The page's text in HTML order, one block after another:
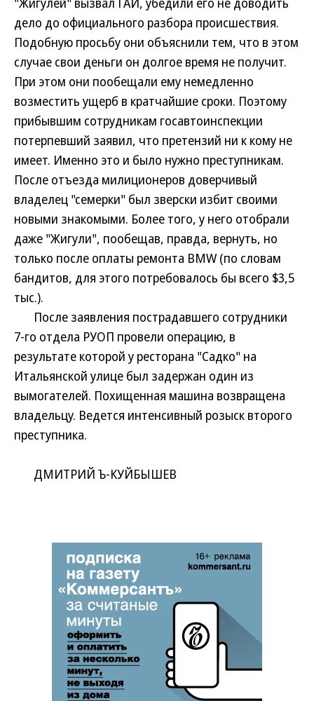
дело до официального разбора происшествия.
Подобную просьбу они объяснили тем, что в этом
случае свои деньги он долгое время не получит.
При этом они пообещали ему немедленно
возместить ущерб в кратчайшие сроки. Поэтому
прибывшим сотрудникам госавтоинспекции
потерпевший заявил, что претензий ни к кому не
имеет. Именно это и было нужно преступникам.
После отъезда милиционеров доверчивый
владелец "семерки" был зверски избит своими
новыми знакомыми. Более того, у него отобрали
даже "Жигули", пообещав, правда, вернуть, но
только после оплаты ремонта BMW (по словам
бандитов, для этого потребовалось бы всего $3,5
тыс.).
После заявления пострадавшего сотрудники
7-го отдела РУОП провели операцию, в
результате которой у ресторана "Садко" на
Итальянской улице был задержан один из
вымогателей. Похищенная машина возвращена
владельцу. Ведется интенсивный розыск второго
преступника.
ДМИТРИЙ Ъ-КУЙБЫШЕВ